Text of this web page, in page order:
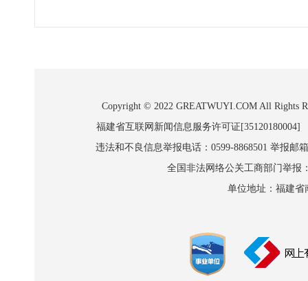
Copyright © 2022 GREATWUYI.COM All Rights
福建省互联网新闻信息服务许可证
违法和不良信息举报电话：0599-8868501 举报邮
全国非法网络公关工商部门举报
单位地址：福建省